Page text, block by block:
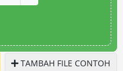
TAMBAH FILE CONTOH